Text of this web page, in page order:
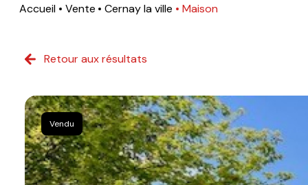
BIENS
ESTIMATION
NOS
AGENCES
Accueil Vente Cernay la ville Maison
Retour aux résultats
Vendu